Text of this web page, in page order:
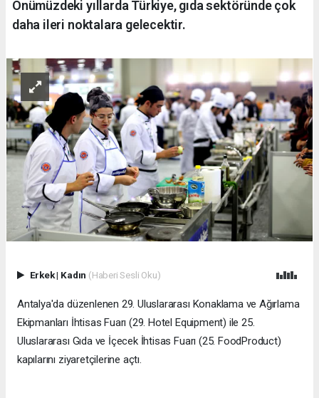
Önümüzdeki yıllarda Türkiye, gıda sektöründe çok
daha ileri noktalara gelecektir.
Erkek| Kadın (Haberi Sesli Oku)
​Antalya'da düzenlenen 29. Uluslararası Konaklama ve Ağırlama
Ekipmanları İhtisas Fuarı (29. Hotel Equipment) ile 25.
Uluslararası Gıda ve İçecek İhtisas Fuarı (25. FoodProduct)
kapılarını ziyaretçilerine açtı.